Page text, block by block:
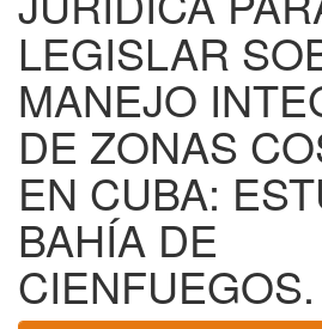
LEGISLAR
MANEJO
DE ZONAS
EN CUBA:
BAHÍA DE
CIENFUEGOS.